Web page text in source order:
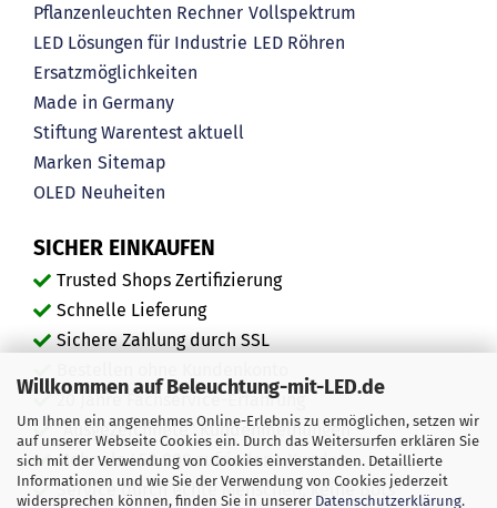
Willkommen auf Beleuchtung-mit-LED.de
Um Ihnen ein angenehmes Online-Erlebnis zu ermöglichen, setzen wir
auf unserer Webseite Cookies ein. Durch das Weitersurfen erklären Sie
sich mit der Verwendung von Cookies einverstanden. Detaillierte
Informationen und wie Sie der Verwendung von Cookies jederzeit
widersprechen können, finden Sie in unserer Datenschutzerklärung.
Pflanzenleuchten Rechner Vollspektrum
LED Lösungen für Industrie LED Röhren
Ersatzmöglichkeiten
Made in Germany
Stiftung Warentest aktuell
Marken Sitemap
OLED Neuheiten
SICHER EINKAUFEN
Trusted Shops Zertifizierung
Schnelle Lieferung
Sichere Zahlung durch SSL
20 Jahre Fachservice-Erfahrung
"Ausgezeichnete" Kundenmeinungen
Mehr als 450.000 zufriedene Kunden
Service durch echte Menschen, keine Bots